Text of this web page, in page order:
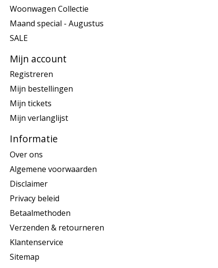
Woonwagen Collectie
Maand special - Augustus
SALE
Mijn account
Registreren
Mijn bestellingen
Mijn tickets
Mijn verlanglijst
Informatie
Over ons
Algemene voorwaarden
Disclaimer
Privacy beleid
Betaalmethoden
Verzenden & retourneren
Klantenservice
Sitemap